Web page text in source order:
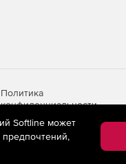
Политика
конфиденциальности
предоставления
Softline может